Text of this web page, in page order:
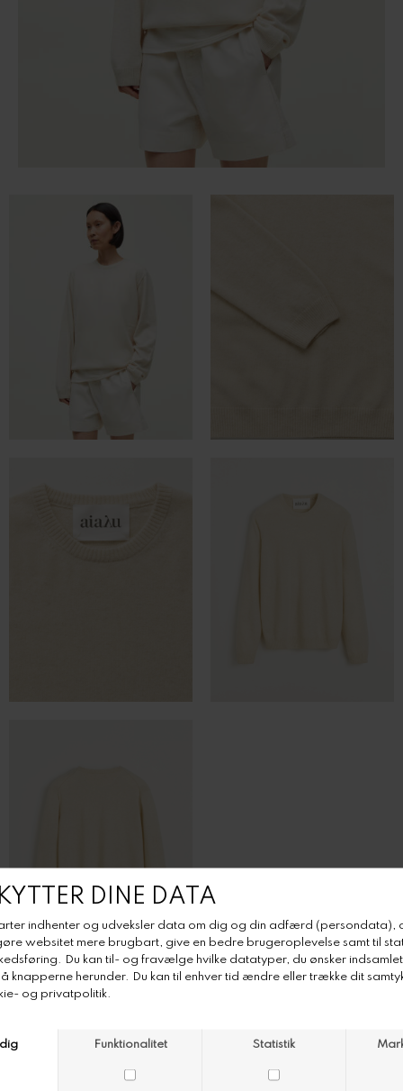
Aiayu Leonardo Sweater
Colour Pure ecru
Leonardo cashmere sweater er en unisex sweater lavet i ren